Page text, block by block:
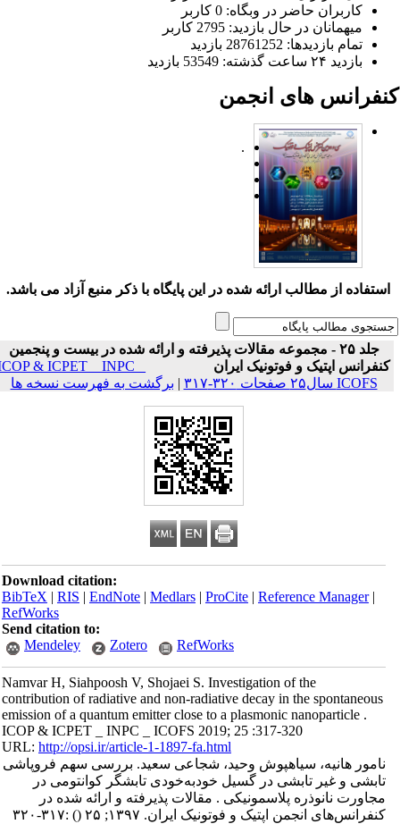
کاربران حاضر در وبگاه: 0 کاربر
میهمانان در حال بازدید: 2795 کاربر
تمام بازدید‌ها: 28761252 بازدید
بازدید ۲۴ ساعت گذشته: 53549 بازدید
های انجمن
.
استفاده از مطالب ارائه شده در این پایگاه با ذکر منبع آزاد می باشد.
جلد ۲۵ - مجموعه مقالات پذیرفته و ارائه شده در بیست و پنجمین
کنفرانس اپتیک و فوتونیک ایران
ICOP & ICPET _ INPC _
ICOFS سال۲۵ صفحات ۳۲۰-۳۱۷
|برگشت به فهرست نسخه ها
Download citation:
BibTeX|RIS|EndNote|Medlars|ProCite|Reference Manager
RefWorks
Send citation to:
Mendeley
Zotero RefWorks
Namvar H, Siahpoosh V, Shojaei S. Investigation of the
contribution of radiative and non-radiative decay in the spontaneous
emission of a quantum emitter close to a plasmonic nanoparticle .
ICOP & ICPET _ INPC _ ICOFS 2019; 25 :317-320
URL:http://opsi.ir/article-1-1897-fa.html
نامور هانیه، سیاهپوش وحید، شجاعی سعید. بررسی سهم فروپاشی
تابشی و غیر تابشی در گسیل خود‌‌‌‌‌‌‌‌‌‌‌‌‌‌‌‌‌‌‌‌به‌‌‌‌‌‌‌‌‌‌‌خودی تابشگر کوانتومی در
مجاورت نانوذره پلاسمونیکی . مقالات پذیرفته و ارائه شده در
کنفرانس‌های انجمن اپتیک و فوتونیک ایران. ۱۳۹۷; ۲۵
() :۳۱۷-۳۲۰